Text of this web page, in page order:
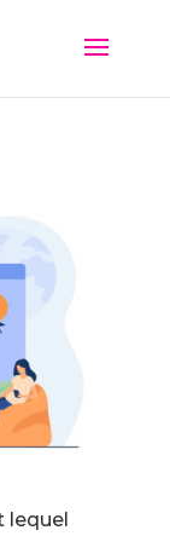
lequel